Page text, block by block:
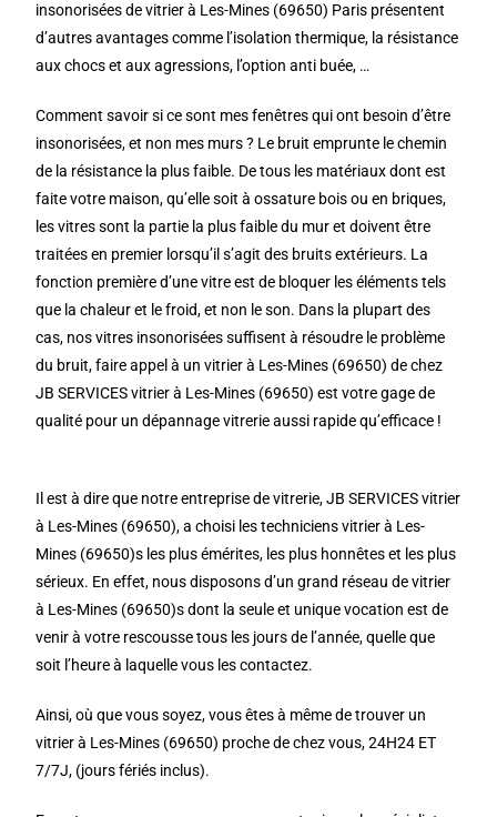
insonorisées de vitrier à Les-Mines (69650) Paris présentent
d’autres avantages comme l’isolation thermique, la résistance
aux chocs et aux agressions, l’option anti buée, …
Comment savoir si ce sont mes fenêtres qui ont besoin d’être
insonorisées, et non mes murs ? Le bruit emprunte le chemin
de la résistance la plus faible. De tous les matériaux dont est
faite votre maison, qu’elle soit à ossature bois ou en briques,
les vitres sont la partie la plus faible du mur et doivent être
traitées en premier lorsqu’il s’agit des bruits extérieurs. La
fonction première d’une vitre est de bloquer les éléments tels
que la chaleur et le froid, et non le son. Dans la plupart des
cas, nos vitres insonorisées suffisent à résoudre le problème
du bruit, faire appel à un vitrier à Les-Mines (69650) de chez
JB SERVICES vitrier à Les-Mines (69650) est votre gage de
qualité pour un dépannage vitrerie aussi rapide qu’efficace !
Il est à dire que notre entreprise de vitrerie, JB SERVICES vitrier
à Les-Mines (69650), a choisi les techniciens vitrier à Les-
Mines (69650)s les plus émérites, les plus honnêtes et les plus
sérieux. En effet, nous disposons d’un grand réseau de vitrier
à Les-Mines (69650)s dont la seule et unique vocation est de
venir à votre rescousse tous les jours de l’année, quelle que
soit l’heure à laquelle vous les contactez.
Ainsi, où que vous soyez, vous êtes à même de trouver un
vitrier à Les-Mines (69650) proche de chez vous, 24H24 ET
7/7J, (jours fériés inclus).